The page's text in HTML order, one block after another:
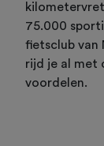
75.000
fietsclub van
rijd je al met
voordelen.